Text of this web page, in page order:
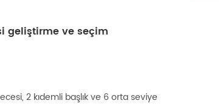
geliştirme ve seçim
2 kıdemli başlık ve 6 orta seviye